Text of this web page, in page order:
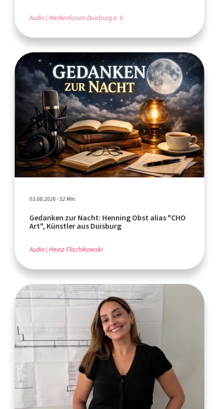
Audio Medienforum Duisburg e. V.
03.08.2026 - 52 Min.
Gedanken zur Nacht: Henning Obst alias "CHO
Art", Künstler aus Duisburg
Audio Heinz Flischikowski